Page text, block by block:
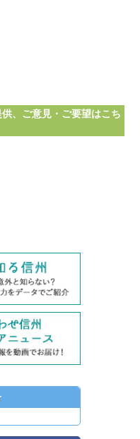
、ご意見・ご要望はこち